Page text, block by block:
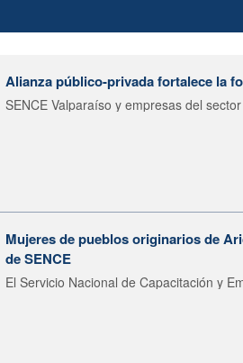
Alianza público-privada fortalece la
SENCE Valparaíso y empresas del
Mujeres de pueblos originarios de
de SENCE
El Servicio Nacional de Capacitación y